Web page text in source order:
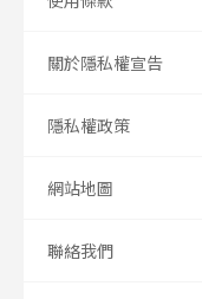
關於隱私權宣告
隱私權政策
網站地圖
聯絡我們